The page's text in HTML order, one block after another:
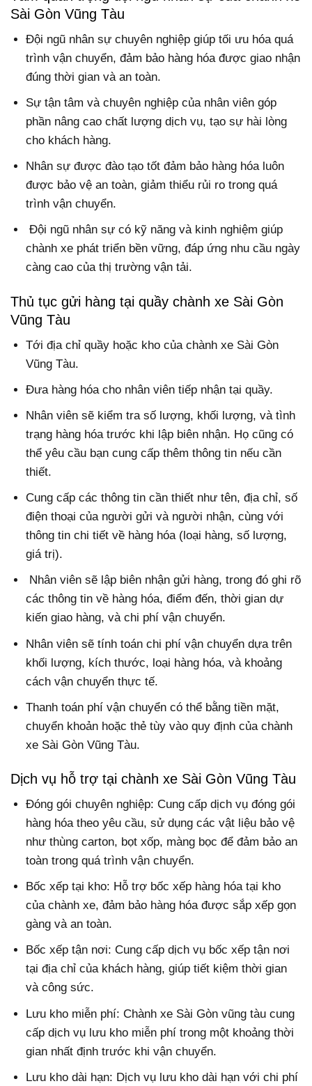
Sài Gòn Vũng Tàu
Đội ngũ nhân sự chuyên nghiệp giúp tối ưu hóa quá
trình vận chuyển, đảm bảo hàng hóa được giao nhận
đúng thời gian và an toàn.
Sự tận tâm và chuyên nghiệp của nhân viên góp
phần nâng cao chất lượng dịch vụ, tạo sự hài lòng
cho khách hàng.
Nhân sự được đào tạo tốt đảm bảo hàng hóa luôn
được bảo vệ an toàn, giảm thiểu rủi ro trong quá
trình vận chuyển.
Đội ngũ nhân sự có kỹ năng và kinh nghiệm giúp
chành xe phát triển bền vững, đáp ứng nhu cầu ngày
càng cao của thị trường vận tải.
Thủ tục gửi hàng tại quầy chành xe Sài Gòn
Vũng Tàu
Tới địa chỉ quầy hoặc kho của chành xe Sài Gòn
Vũng Tàu.
Đưa hàng hóa cho nhân viên tiếp nhận tại quầy.
Nhân viên sẽ kiểm tra số lượng, khối lượng, và tình
trạng hàng hóa trước khi lập biên nhận. Họ cũng có
thể yêu cầu bạn cung cấp thêm thông tin nếu cần
thiết.
Cung cấp các thông tin cần thiết như tên, địa chỉ, số
điện thoại của người gửi và người nhận, cùng với
thông tin chi tiết về hàng hóa (loại hàng, số lượng,
giá trị).
Nhân viên sẽ lập biên nhận gửi hàng, trong đó ghi rõ
các thông tin về hàng hóa, điểm đến, thời gian dự
kiến giao hàng, và chi phí vận chuyển.
Nhân viên sẽ tính toán chi phí vận chuyển dựa trên
khối lượng, kích thước, loại hàng hóa, và khoảng
cách vận chuyển thực tế.
Thanh toán phí vận chuyển có thể bằng tiền mặt,
chuyển khoản hoặc thẻ tùy vào quy định của chành
xe Sài Gòn Vũng Tàu.
Dịch vụ hỗ trợ tại chành xe Sài Gòn Vũng Tàu
Đóng gói chuyên nghiệp: Cung cấp dịch vụ đóng gói
hàng hóa theo yêu cầu, sử dụng các vật liệu bảo vệ
như thùng carton, bọt xốp, màng bọc để đảm bảo an
toàn trong quá trình vận chuyển.
Bốc xếp tại kho: Hỗ trợ bốc xếp hàng hóa tại kho
của chành xe, đảm bảo hàng hóa được sắp xếp gọn
gàng và an toàn.
Bốc xếp tận nơi: Cung cấp dịch vụ bốc xếp tận nơi
tại địa chỉ của khách hàng, giúp tiết kiệm thời gian
và công sức.
Lưu kho miễn phí: Chành xe Sài Gòn vũng tàu cung
cấp dịch vụ lưu kho miễn phí trong một khoảng thời
gian nhất định trước khi vận chuyển.
Lưu kho dài hạn: Dịch vụ lưu kho dài hạn với chi phí